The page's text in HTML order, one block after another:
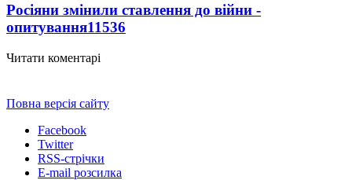
Росіяни змінили ставлення до війни -
опитування11536
Читати коментарі
Повна версія сайту
Facebook
Twitter
RSS-стрічки
E-mail розсилка